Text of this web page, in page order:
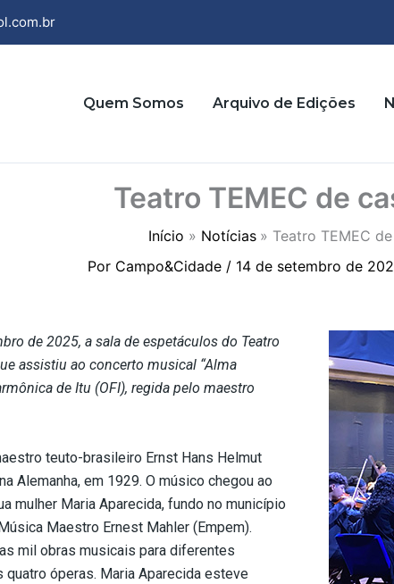
Quem Somos Arquivo de Edições
Teatro TEMEC de
Início Notícias
Teatro TEMEC
Por Campo&Cidade / 14 de setembro de
de 2025, a sala de espetáculos do Teatro
assistiu ao concerto musical “Alma
de Itu (OFI), regida pelo maestro
teuto-brasileiro Ernst Hans Helmut
Alemanha, em 1929. O músico chegou ao
mulher Maria Aparecida, fundo no município
Maestro Ernest Mahler (Empem).
mil obras musicais para diferentes
óperas. Maria Aparecida esteve